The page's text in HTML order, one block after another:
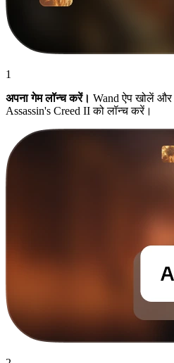
1
अपना गेम लॉन्च करें। Wand ऐप खोलें और
Assassin's Creed II को लॉन्च करें।